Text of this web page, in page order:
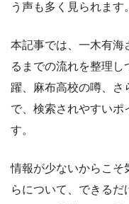
う声も多く見られます。
本記事では、一木有海
るまでの流れを整理
躍、麻布高校の噂、さ
で、検索されやすいポ
す。
情報が少ないからこそ
らについて、できる